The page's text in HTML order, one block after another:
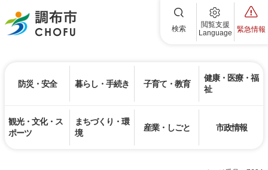
調布市 検索
閲覧支援
Language
緊急情報
防災・安全 暮らし・手続き 子育て・教育
健康・医療・福
祉
観光・文化・ス
ポーツ
まちづくり・環
境
産業・しごと 市政情報